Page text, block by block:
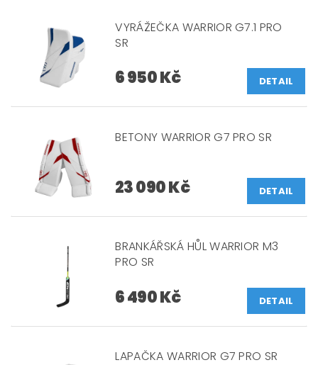
VYRÁŽEČKA WARRIOR G7.1 PRO
SR
6 950 Kč DETAIL
BETONY WARRIOR G7 PRO SR
23 090 Kč DETAIL
BRANKÁŘSKÁ HŮL WARRIOR M3
PRO SR
6 490 Kč DETAIL
LAPAČKA WARRIOR G7 PRO SR